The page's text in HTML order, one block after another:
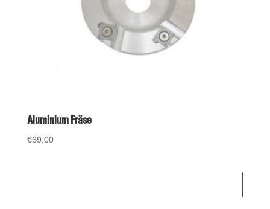
Aluminium Fräse
€69,00